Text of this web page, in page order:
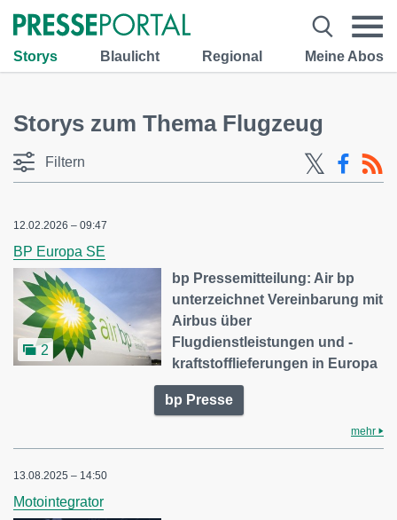
Storys Blaulicht Regional Meine Abos
Storys zum Thema Flugzeug
Filtern
12.02.2026 – 09:47
BP Europa SE
2
bp Pressemitteilung: Air bp
unterzeichnet Vereinbarung mit
Airbus über
Flugdienstleistungen und -
kraftstofflieferungen in Europa
bp Presse
mehr
13.08.2025 – 14:50
Motointegrator